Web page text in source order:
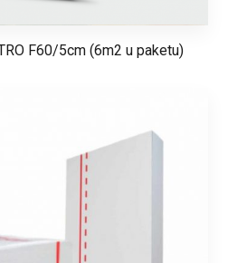
F60/5cm (6m2 u paketu)